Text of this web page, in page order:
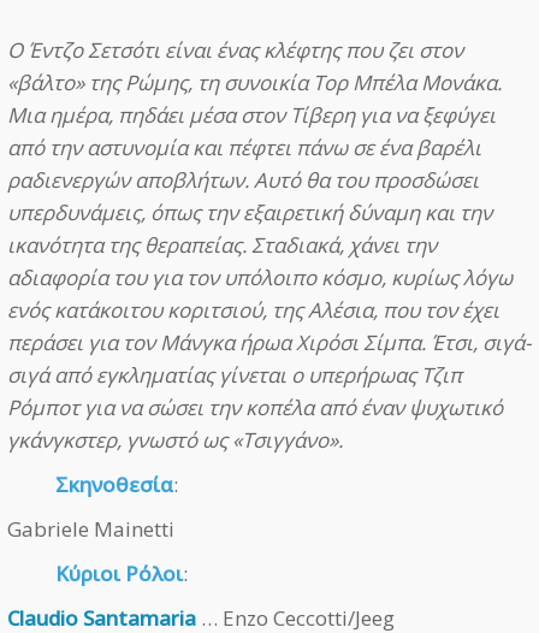
Ο Έντζο Σετσότι είναι ένας κλέφτης που ζει στον
«βάλτο» της Ρώμης, τη συνοικία Τορ Μπέλα Μονάκα.
Μια ημέρα, πηδάει μέσα στον Τίβερη για να ξεφύγει
από την αστυνομία και πέφτει πάνω σε ένα βαρέλι
ραδιενεργών αποβλήτων. Αυτό θα του προσδώσει
υπερδυνάμεις, όπως την εξαιρετική δύναμη και την
ικανότητα της θεραπείας. Σταδιακά, χάνει την
αδιαφορία του για τον υπόλοιπο κόσμο, κυρίως λόγω
ενός κατάκοιτου κοριτσιού, της Αλέσια, που τον έχει
περάσει για τον Μάνγκα ήρωα Χιρόσι Σίμπα. Έτσι, σιγά-
σιγά από εγκληματίας γίνεται ο υπερήρωας Τζιπ
Ρόμποτ για να σώσει την κοπέλα από έναν ψυχωτικό
γκάνγκστερ, γνωστό ως «Τσιγγάνο».
Σκηνοθεσία:
Gabriele Mainetti
Κύριοι Ρόλοι:
Claudio Santamaria … Enzo Ceccotti/Jeeg